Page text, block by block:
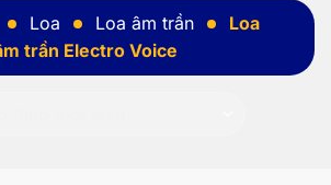
Loa Loa âm trần
Loa
trần Electro Voice